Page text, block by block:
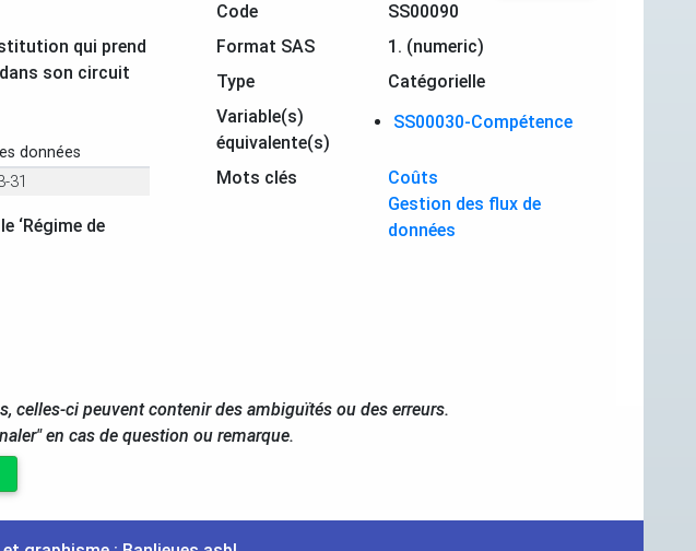
qui prend
son circuit
données
31
‘Régime de
Code
SS00090
Format SAS
1. (numeric)
Type
Catégorielle
Variable(s)
équivalente(s)
SS00030-Compétence
Mots clés
Coûts
Gestion des flux de
données
celles-ci peuvent contenir des ambiguïtés ou des erreurs.
en cas de question ou remarque.